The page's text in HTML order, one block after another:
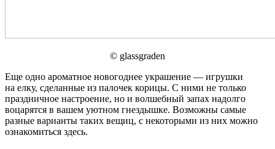
© glassgraden
Еще одно ароматное новогоднее украшение — игрушки
на елку, сделанные из палочек корицы. С ними не только
праздничное настроение, но и волшебный запах надолго
воцарятся в вашем уютном гнездышке. Возможны самые
разные варианты таких вещиц, с некоторыми из них можно
ознакомиться здесь.